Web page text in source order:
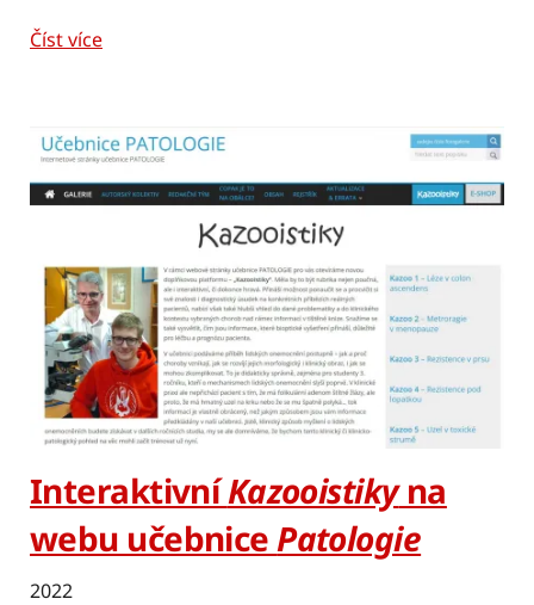
Číst více
InteraktivníKazooistikyna
webu učebnicePatologie
2022